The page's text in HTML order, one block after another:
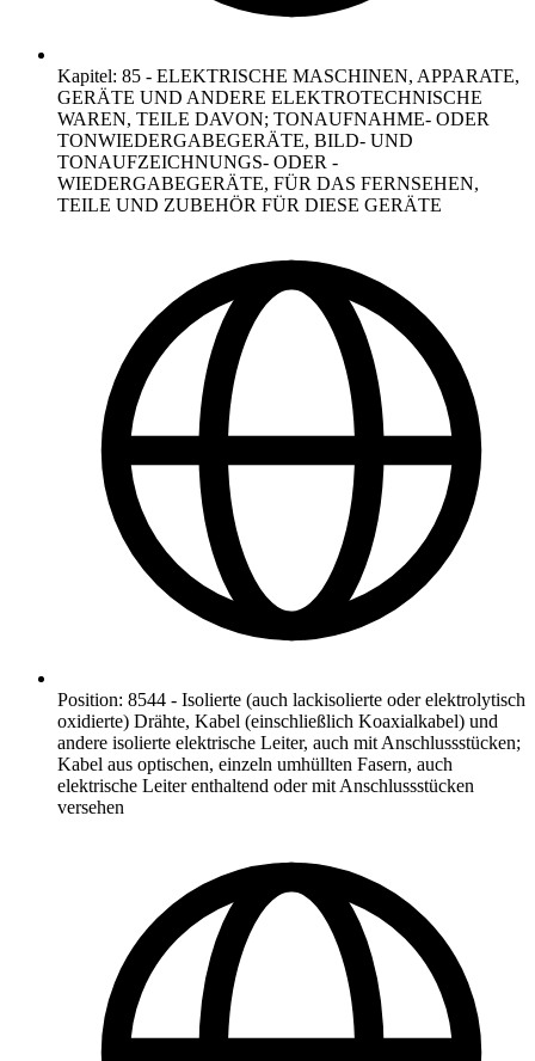
Kapitel: 85 - ELEKTRISCHE MASCHINEN, APPARATE,
GERÄTE UND ANDERE ELEKTROTECHNISCHE
WAREN, TEILE DAVON; TONAUFNAHME- ODER
TONWIEDERGABEGERÄTE, BILD- UND
TONAUFZEICHNUNGS- ODER -
WIEDERGABEGERÄTE, FÜR DAS FERNSEHEN,
TEILE UND ZUBEHÖR FÜR DIESE GERÄTE
Position: 8544 - Isolierte (auch lackisolierte oder elektrolytisch
oxidierte) Drähte, Kabel (einschließlich Koaxialkabel) und
andere isolierte elektrische Leiter, auch mit Anschlussstücken;
Kabel aus optischen, einzeln umhüllten Fasern, auch
elektrische Leiter enthaltend oder mit Anschlussstücken
versehen